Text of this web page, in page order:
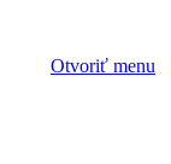
Otvoriť menu